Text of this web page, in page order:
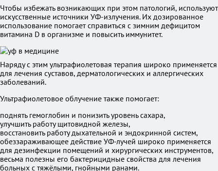
Чтобы избежать возникающих при этом патологий, используют
искусственные источники УФ-излучения. Их дозированное
использование помогает справиться с зимним дефицитом
витамина D в организме и повысить иммунитет.
Наряду с этим ультрафиолетовая терапия широко применяется
для лечения суставов, дерматологических и аллергических
заболеваний.
Ультрафиолетовое облучение также помогает:
поднять гемоглобин и понизить уровень сахара,
улучшить работу щитовидной железы,
восстановить работу дыхательной и эндокринной систем,
обеззараживающее действие УФ-лучей широко применяется
для дезинфекции помещений и хирургических инструментов,
весьма полезны его бактерицидные свойства для лечения
больных с тяжёлыми, гнойными ранами.